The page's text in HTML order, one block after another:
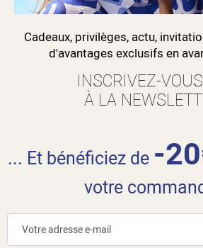
Cadeaux, privilèges, actu,
d'avantages exclusifs en
INSCRIVEZ-
À LA
... Et bénéficiez de -
votre